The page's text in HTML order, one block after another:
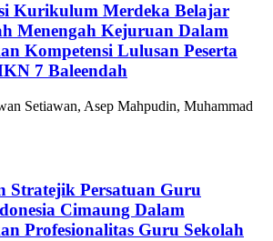
Kurikulum Merdeka Belajar
Menengah Kejuruan Dalam
Kompetensi Lulusan Peserta
7 Baleendah
Setiawan, Asep Mahpudin, Muhammad
Stratejik Persatuan Guru
Cimaung Dalam
Profesionalitas Guru Sekolah